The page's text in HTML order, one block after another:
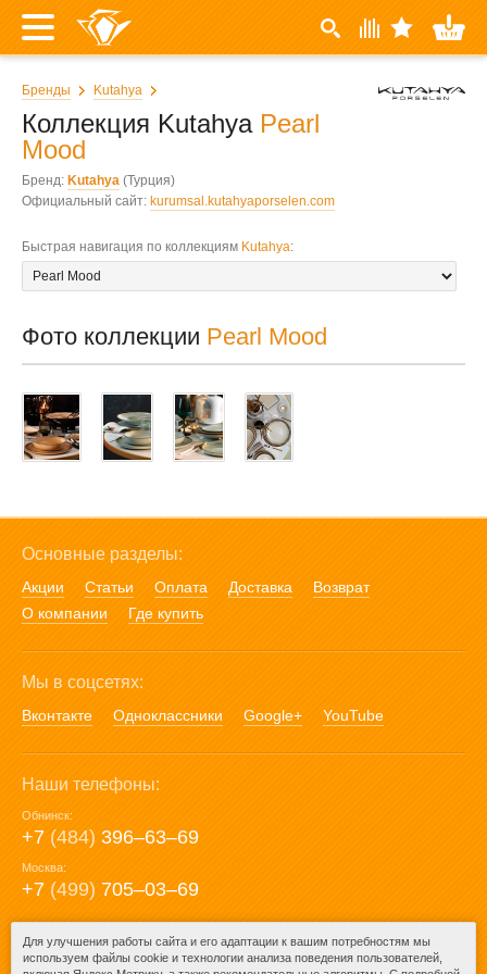
Бренды Kutahya
Коллекция Kutahya Pearl
Mood
Бренд: Kutahya (Турция)
Официальный сайт: kurumsal.kutahyaporselen.com
Быстрая навигация по коллекциям Kutahya:
Фото коллекции Pearl Mood
Основные разделы:
Акции Статьи Оплата Доставка
Возврат
О компании
Где купить
Мы в соцсетях:
Вконтакте Одноклассники Google+ YouTube
Наши телефоны:
Обнинск:
+7 (484) 396‒63‒69
Москва:
+7 (499) 705‒03‒69
E-mail:
mail@posuda40.ru
Для улучшения работы сайта и его адаптации к вашим потребностям мы
используем файлы cookie и технологии анализа поведения пользователей,